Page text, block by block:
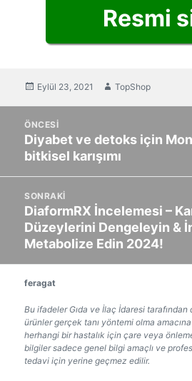
Resmi
Yayınlanan
Eylül 23, 2021 Yazar
TopShop
gönderisi
ÖNCESI
Önceki
yazı:
Diyabet ve detoks için
bitkisel karışımı
SONRAKI
Sonraki
mesaj:
DiaformRX İncelemesi –
Düzeylerini Dengeleyin &
Metabolize Edin 2024!
feragat
Bu ifadeler Gıda ve İlaç İdaresi
ürünler gerçek tanı yöntemi olma
herhangi bir hastalık için çare veya
bilgiler sadece genel bilgi amaçlı ve
tedavi için yerine geçmez edilir.